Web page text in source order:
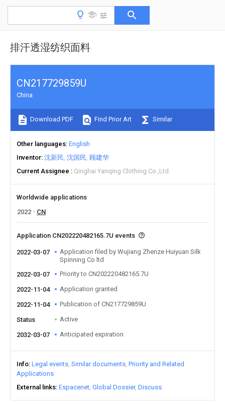
排汗透湿纺织面料
CN217729859U
China
Download PDF Find Prior Art Similar
Other languages English
Inventor 沈新民 沈国民 顾建华
Current Assignee
Qinghai Yanqing Clothing Co.,Ltd.
Worldwide applications
2022
CN
Application CN202220482165.7U events
2022-03-07
Application filed by Wujiang Zhenze Huiyuan Silk
Spinning Co ltd
2022-03-07
Priority to CN202220482165.7U
2022-11-04 Application granted
2022-11-04 Publication of CN217729859U
Status Active
2032-03-07 Anticipated expiration
Info Legal events Similar documents Priority and Related
Applications
External links Espacenet Global Dossier Discuss